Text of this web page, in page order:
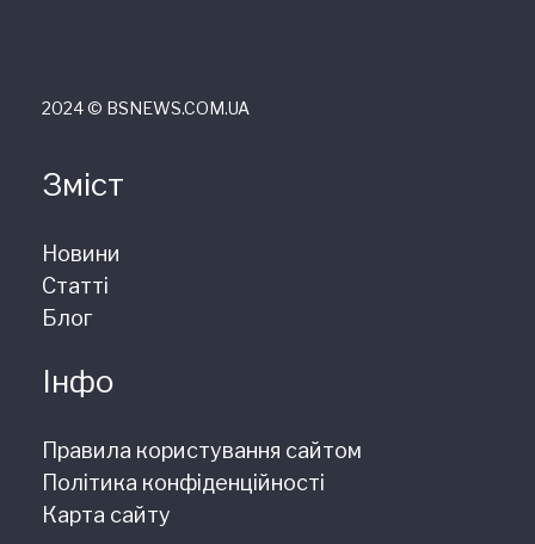
2024 © ВSNEWS.COM.UA
Зміст
Новини
Статті
Блог
Інфо
Правила користування сайтом
Політика конфіденційності
Карта сайту